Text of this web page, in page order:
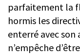
parfaitement la
hormis les
enterré avec
n’empêche